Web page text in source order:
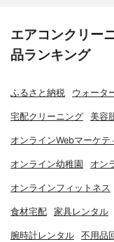
エアコンクリー
品ランキング
ふるさと納税 ウォータ
宅配クリーニング 美容
オンラインWebマーケテ
オンライン幼稚園 オン
オンラインフィットネス
食材宅配 家具レンタル
腕時計レンタル 不用品